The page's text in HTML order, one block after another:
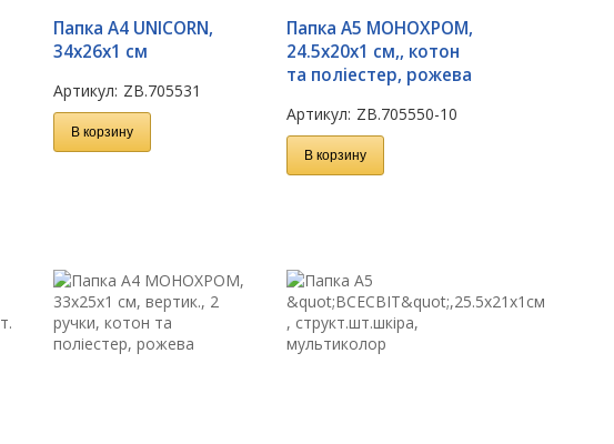
Папка А4 UNICORN,
34х26х1 см
Артикул: ZB.705531
В корзину
Папка А5 МОНОХРОМ,
24.5x20x1 см,, котон
та поліестер, рожева
Артикул: ZB.705550-10
В корзину